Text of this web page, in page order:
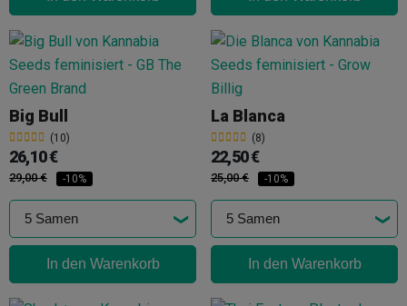
Big Bull
(10)
26,10 €
29,00 € -10%
In den Warenkorb
La Blanca
(8)
22,50 €
25,00 € -10%
In den Warenkorb